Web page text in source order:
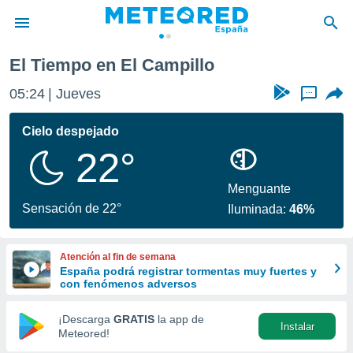
de
por
se
calidad.
a este
las
y
forma
digital
basada
El Tiempo en El Campillo
05:24 Jueves ...
Cielo despejado
22°
Sensación de 22°
Menguante
Iluminada:46%
Atención al fin de semana
España podrá registrar tormentas muy fuertes y
con fenómenos adversos
¡Descarga GRATIS la app de
Meteored!
Instalar